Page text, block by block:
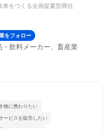
来をつくる企画提案型商社
をフォロー
飲料メーカー、畜産業
物に携わりたい
ービスを販売したい
をサポートしたい